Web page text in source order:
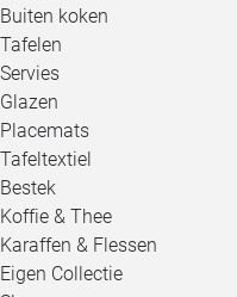
Buiten koken
Tafelen
Servies
Glazen
Placemats
Tafeltextiel
Bestek
Koffie & Thee
Karaffen & Flessen
Eigen Collectie